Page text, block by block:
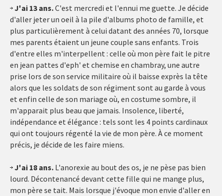
J'ai 13 ans.C'est mercredi et l'ennui me guette. Je décide
d'aller jeter un oeil à la pile d'albums photo de famille, et
plus particulièrement à celui datant des années 70, lorsque
mes parents étaient un jeune couple sans enfants. Trois
d'entre elles m'interpellent : celle où mon père fait le pitre
en jean pattes d'eph' et chemise en chambray, une autre
prise lors de son service militaire où il baisse exprès la tête
alors que les soldats de son régiment sont au garde à vous
et enfin celle de son mariage où, en costume sombre, il
m'apparait plus beau que jamais. Insolence, liberté,
indépendance et élégance : tels sont les 4 points cardinaux
qui ont toujours régenté la vie de mon père. À ce moment
précis, je décide de les faire miens.
J'ai 18 ans. L'anorexie au bout des os, je ne pèse pas bien
lourd. Décontenancé devant cette fille qui ne mange plus,
mon père se tait. Mais lorsque j'évoque mon envie d'aller en